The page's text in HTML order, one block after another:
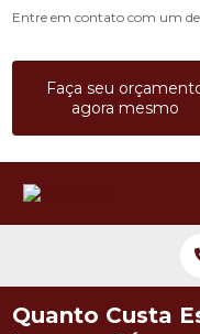
Entre em contato com um de
Faça seu
agora mesmo
Quanto Custa